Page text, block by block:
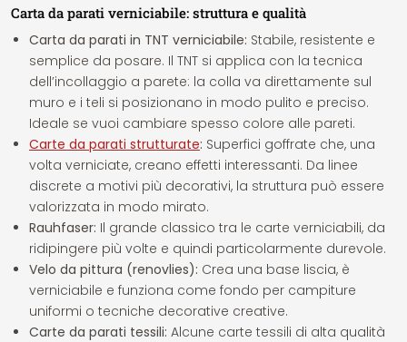
Carta da parati verniciabile: struttura e qualità
Carta da parati in TNT verniciabile: Stabile, resistente e
semplice da posare. Il TNT si applica con la tecnica
dell’incollaggio a parete: la colla va direttamente sul
muro e i teli si posizionano in modo pulito e preciso.
Ideale se vuoi cambiare spesso colore alle pareti.
Carte da parati strutturate: Superfici goffrate che, una
volta verniciate, creano effetti interessanti. Da linee
discrete a motivi più decorativi, la struttura può essere
valorizzata in modo mirato.
Rauhfaser: Il grande classico tra le carte verniciabili, da
ridipingere più volte e quindi particolarmente durevole.
Velo da pittura (renovlies): Crea una base liscia, è
verniciabile e funziona come fondo per campiture
uniformi o tecniche decorative creative.
Carte da parati tessili: Alcune carte tessili di alta qualità